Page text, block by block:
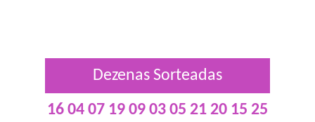
Dezenas Sorteadas
16 04 07 19 09 03 05 21 20 15 25